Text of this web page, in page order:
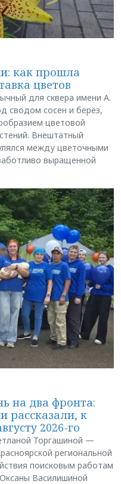
как прошла
цветов
для сквера имени А.
сводом сосен и берёз,
цветовой
Внештатный
между цветочными
выращенной
на два фронта:
рассказали, к
2026-го
Торгашиной —
региональной
поисковым работам
Василишиной